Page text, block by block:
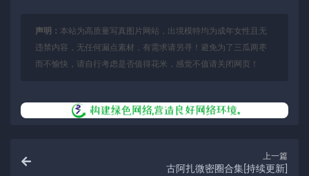
声明： 本站为高质量写真图片网站，出境模特均为成年女性且无
违禁内容，无任何漏点素材，有需求请另寻！避免为了三瓜两枣
而不愉快，请自行考虑是否值得花米，感觉不值请关闭网页！
上一篇
古阿扎微密圈合集[持续更新]